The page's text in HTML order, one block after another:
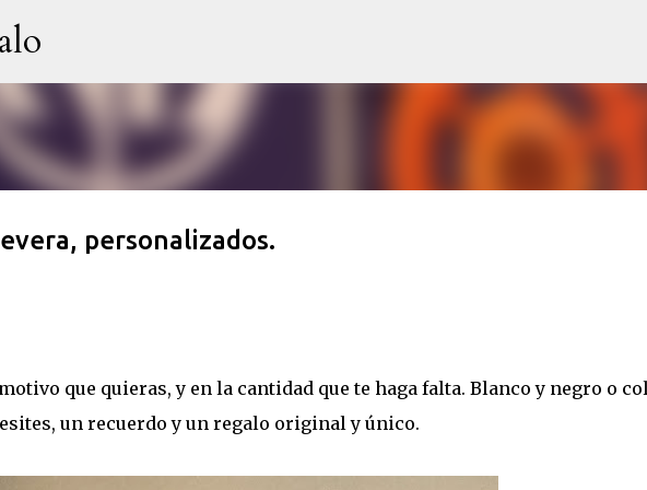
personalizados.
que quieras, y en la cantidad que te haga falta. Blanco y negro o
un recuerdo y un regalo original y único.